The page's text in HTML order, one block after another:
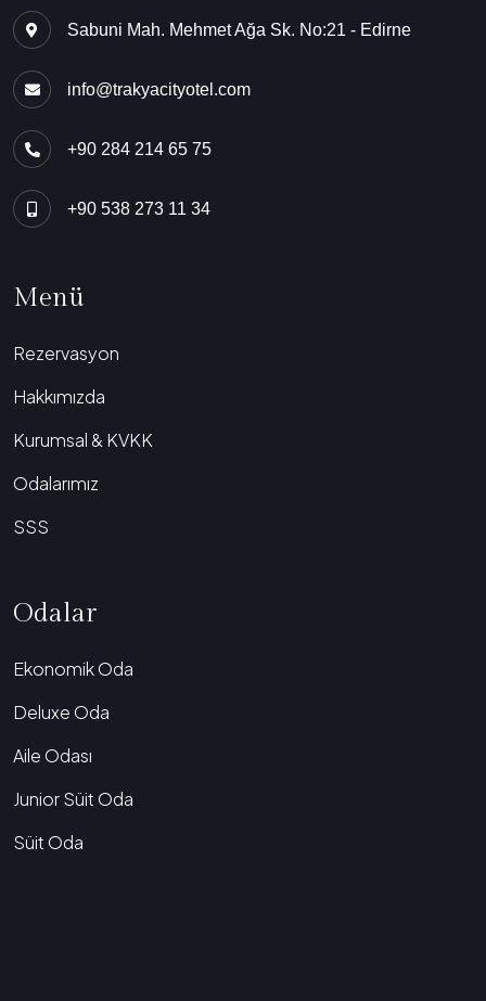
Sabuni Mah. Mehmet Ağa Sk. No:21 - Edirne
info@trakyacityotel.com
+90 284 214 65 75
+90 538 273 11 34
Menü
Rezervasyon
Hakkımızda
Kurumsal & KVKK
Odalarımız
SSS
Odalar
Ekonomik Oda
Deluxe Oda
Aile Odası
Junior Süit Oda
Süit Oda